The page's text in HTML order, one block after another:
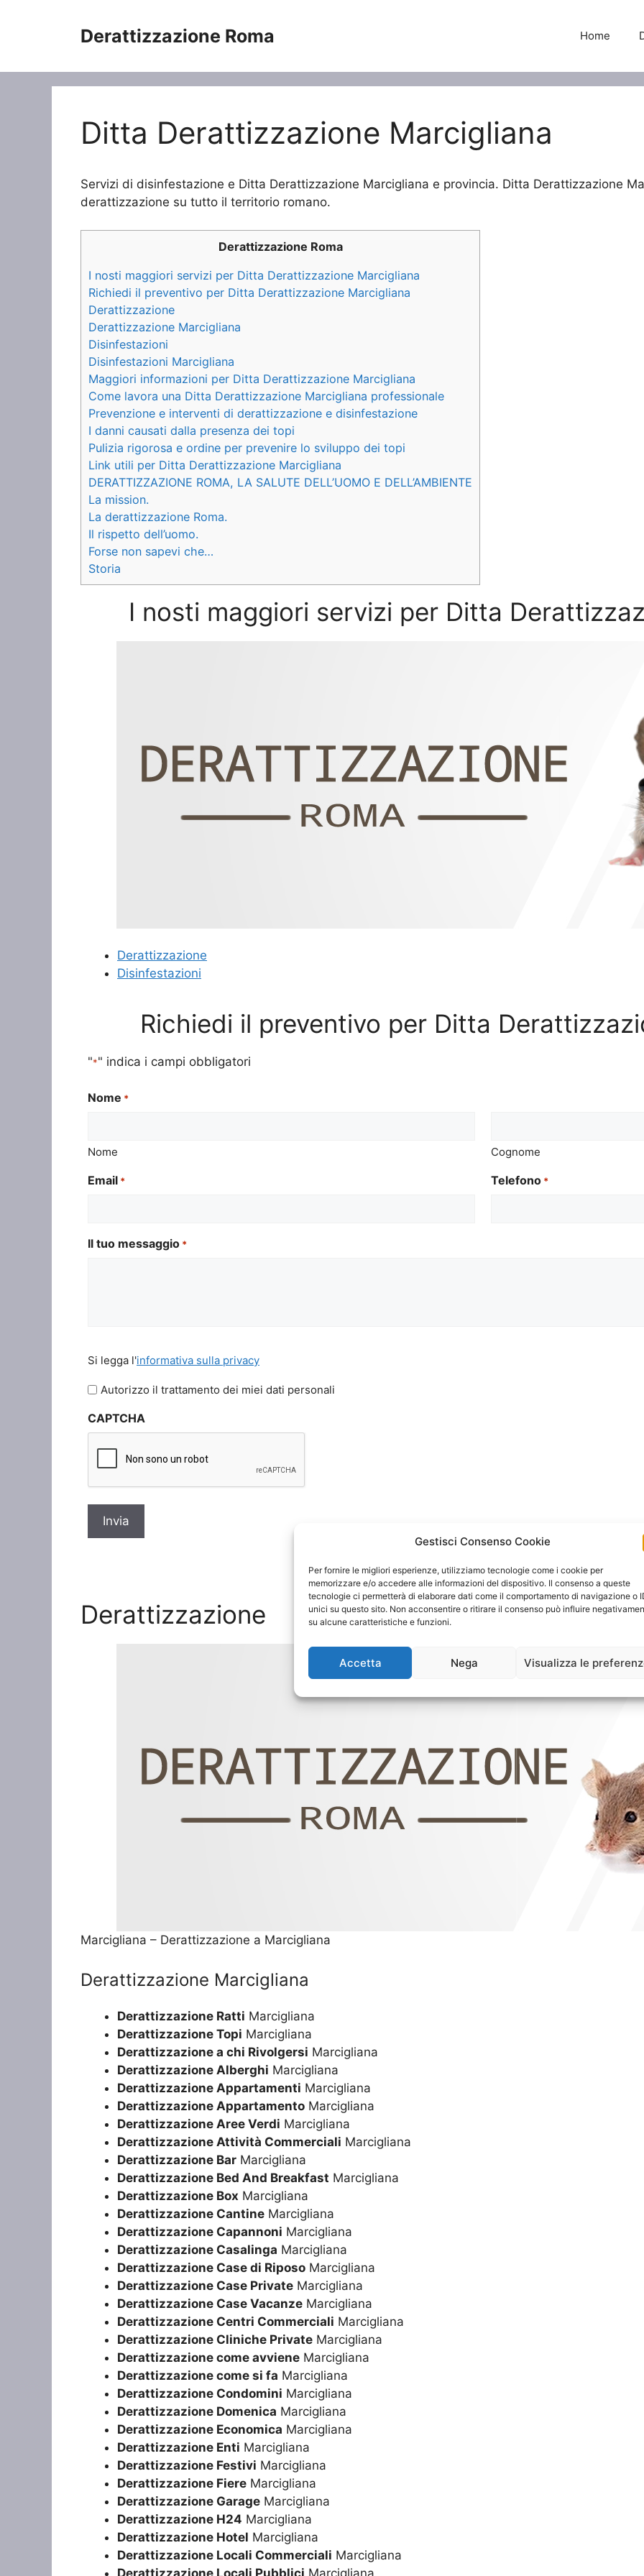
Gestisci Consenso Cookie
Per fornire le migliori esperienze, utilizziamo tecnologie come i cookie per
memorizzare e/o accedere alle informazioni del dispositivo. Il consenso a queste
tecnologie ci permetterà di elaborare dati come il comportamento di navigazione o
unici su questo sito. Non acconsentire o ritirare il consenso può influire
su alcune caratteristiche e funzioni.
Accetta Nega Visualizza le
Derattizzazione Roma Home
Ditta Derattizzazione Marcigliana
Servizi di disinfestazione e Ditta Derattizzazione Marcigliana e provincia. Ditta Derattizzazione
derattizzazione su tutto il territorio romano.
Derattizzazione Roma
I nosti maggiori servizi per Ditta Derattizzazione Marcigliana
Richiedi il preventivo per Ditta Derattizzazione Marcigliana
Derattizzazione
Derattizzazione Marcigliana
Disinfestazioni
Disinfestazioni Marcigliana
Maggiori informazioni per Ditta Derattizzazione Marcigliana
Come lavora una Ditta Derattizzazione Marcigliana professionale
Prevenzione e interventi di derattizzazione e disinfestazione
I danni causati dalla presenza dei topi
Pulizia rigorosa e ordine per prevenire lo sviluppo dei topi
Link utili per Ditta Derattizzazione Marcigliana
DERATTIZZAZIONE ROMA, LA SALUTE DELL’UOMO E DELL’AMBIENTE
La mission.
La derattizzazione Roma.
Il rispetto dell’uomo.
Forse non sapevi che…
Storia
I nosti maggiori servizi per Ditta
Derattizzazione
Disinfestazioni
Richiedi il preventivo per Ditta
"*" indica i campi obbligatori
Nome *
Nome Cognome
Email * Telefono *
Il tuo messaggio *
legga
l'informativa
privacy
Si legga l'informativa sulla privacy
Autorizzo il trattamento dei miei dati personali
CAPTCHA
Derattizzazione
Marcigliana – Derattizzazione a Marcigliana
Derattizzazione Marcigliana
Derattizzazione Ratti Marcigliana
Derattizzazione Topi Marcigliana
Derattizzazione a chi Rivolgersi Marcigliana
Derattizzazione Alberghi Marcigliana
Derattizzazione Appartamenti Marcigliana
Derattizzazione Appartamento Marcigliana
Derattizzazione Aree Verdi Marcigliana
Derattizzazione Attività Commerciali Marcigliana
Derattizzazione Bar Marcigliana
Derattizzazione Bed And Breakfast Marcigliana
Derattizzazione Box Marcigliana
Derattizzazione Cantine Marcigliana
Derattizzazione Capannoni Marcigliana
Derattizzazione Casalinga Marcigliana
Derattizzazione Case di Riposo Marcigliana
Derattizzazione Case Private Marcigliana
Derattizzazione Case Vacanze Marcigliana
Derattizzazione Centri Commerciali Marcigliana
Derattizzazione Cliniche Private Marcigliana
Derattizzazione come avviene Marcigliana
Derattizzazione come si fa Marcigliana
Derattizzazione Condomini Marcigliana
Derattizzazione Domenica Marcigliana
Derattizzazione Economica Marcigliana
Derattizzazione Enti Marcigliana
Derattizzazione Festivi Marcigliana
Derattizzazione Fiere Marcigliana
Derattizzazione Garage Marcigliana
Derattizzazione H24 Marcigliana
Derattizzazione Hotel Marcigliana
Derattizzazione Locali Commerciali Marcigliana